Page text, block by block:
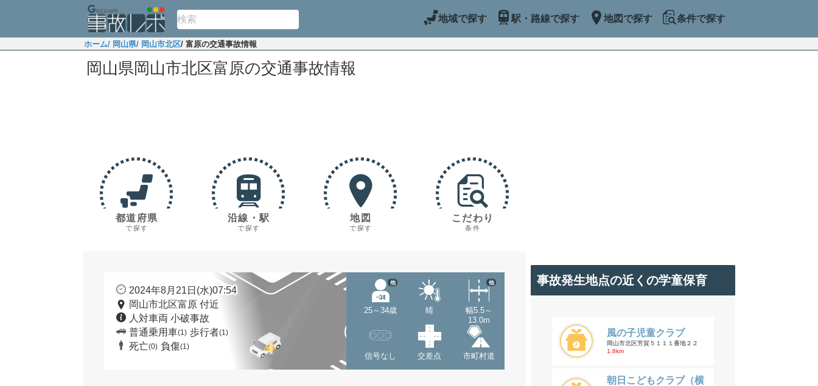
地域で探す 駅・路線で探す 地図で探す 条件で探す
ホーム/ 岡山県/ 岡山市北区/ 富原の交通事故情報
岡山県岡山市北区富原の交通事故情報
都道府県
で探す
沿線・駅
で探す
地図
で探す
こだわり
条件
2024年8月21日(水)07:54
岡山市北区富原 付近
人対車両 小破事故
普通乗用車(1) 歩行者(1)
死亡(0) 負傷(1)
25～34歳
他
晴
幅5.5～
13.0m
他
信号なし 交差点 市町村道
事故発生地点の近くの学童保育
風の子児童クラブ
岡山市北区芳賀５１１１番地２２
1.8km
朝日こどもクラブ（横